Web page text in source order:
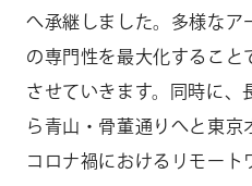
へ承継しました。多様なア
の専門性を最大化すること
させていきます。同時に、
ら青山・骨董通りへと東京
コロナ禍におけるリモート